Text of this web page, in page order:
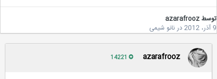
azarafrooz
درنانو شیمی
azarafrooz